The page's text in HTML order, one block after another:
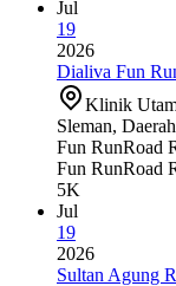
Jul
19
2026
Dialiva Fun
Klinik
Sleman,
Fun RunRoad
Fun RunRoad
5K
Jul
19
2026
Sultan Agung